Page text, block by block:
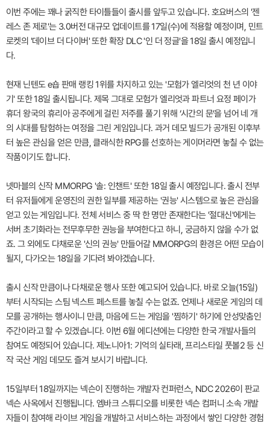
이번 주에는 꽤나 굵직한 타이틀들이 출시를 앞두고 있습니다. 호요버스의 '젠
레스 존 제로'는 3.0버전 대규모 업데이트를 17일(수)에 적용할 예정이며, 민트
로켓의 '데이브 더 다이버' 또한 확장 DLC '인 더 정글'을 18일 출시 예정입니
다.
현재 닌텐도 e숍 판매 랭킹 1위를 차지하고 있는 '모험가 엘리엇의 천 년 이야
기' 또한 18일 출시됩니다. 제목 그대로 모험가 엘리엇과 파트너 요정 페이가
휴더 왕국의 휴리아 공주에게 걸린 저주를 풀기 위해 ‘시간의 문’을 넘어 네 개
의 시대를 탐험하는 여정을 그린 게임입니다. 과거 데모 빌드가 공개된 이후부
터 높은 관심을 얻은 만큼, 클래식한 RPG를 선호하는 게이머라면 놓칠 수 없는
작품이기도 합니다.
넷마블의 신작 MMORPG '솔: 인챈트' 또한 18일 출시 예정입니다. 출시 전부
터 유저들에게 운영진의 권한 일부를 제공하는 '권능' 시스템으로 높은 관심을
얻고 있는 게임입니다. 전체 서비스 중 딱 한 명만 존재한다는 '절대신'에게는
서버 초기화라는 전무후무한 권능을 부여한다고 하니, 궁금하지 않을 수가 없
죠. 그 외에도 다채로운 '신의 권능' 만들어갈 MMORPG의 환경은 어떤 모습이
될지, 다가오는 18일을 기다려 봐야겠습니다.
출시 신작 만큼이나 다채로운 행사 또한 예고되어 있습니다. 바로 오늘(15일)
부터 시작되는 스팀 넥스트 페스트를 놓칠 수는 없죠. 언제나 새로운 게임의 데
모를 공개하는 행사이니 만큼, 마음에 드는 게임을 '찜하기' 하기에 안성맞춤인
주간이라고 할 수 있겠습니다. 이번 6월 에디션에는 다양한 한국 개발사들의
참여도 예정되어 있습니다. 제노니아1: 기억의 실타래, 프리스타일 풋볼2 등 신
작 국산 게임 데모도 즐겨 보시기 바랍니다.
15일부터 18일까지는 넥슨이 진행하는 개발자 컨퍼런스, NDC 2026이 판교
넥슨 사옥에서 진행됩니다. 엠바크 스튜디오를 비롯한 넥슨 컴퍼니 소속 개발
자들이 참여해 라이브 게임을 개발하고 서비스하는 과정에서 쌓인 다양한 경험